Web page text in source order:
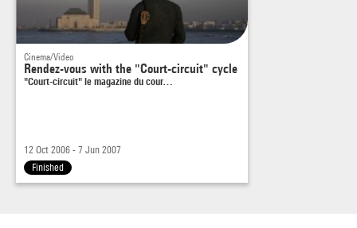
début de la guerre du Liban en 1975. Georges, le meilleur ami
de Simon, l'accompagne à l'ambassade afin de retrouver la
trace de la seule
Nirane Tabet qui vit en France.
Cinema/Video
Rendez-vous with the "Court-circuit" cycle
"Court-circuit" le magazine du cour…
12 Oct 2006 - 7 Jun 2007
Finished